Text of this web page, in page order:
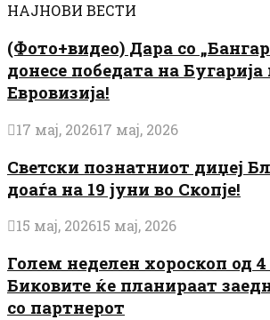
НАЈНОВИ ВЕСТИ
(Фото+видео) Дара со
донесе победата на Бугарија
Евровизија!
17 мај, 202617 мај, 2026
Светски познатниот диџеј
доаѓа на 19 јуни во Скопје!
15 мај, 202615 мај, 2026
Голем неделен хороскоп од 4
Биковите ќе планираат
со партнерот